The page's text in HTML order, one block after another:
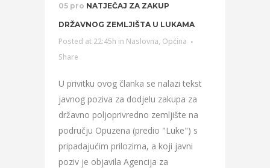
05 pro NATJEČAJ ZA ZAKUP
DRŽAVNOG ZEMLJIŠTA U LUKAMA
Posted at 22:45h in Naslovna, Općina
Share
U privitku ovog članka se nalazi tekst
javnog poziva za dodjelu zakupa za
državno poljoprivredno zemljište na
području Opuzena (predio "Luke") s
pripadajućim prilozima, a koji javni
poziv je objavila Agencija za